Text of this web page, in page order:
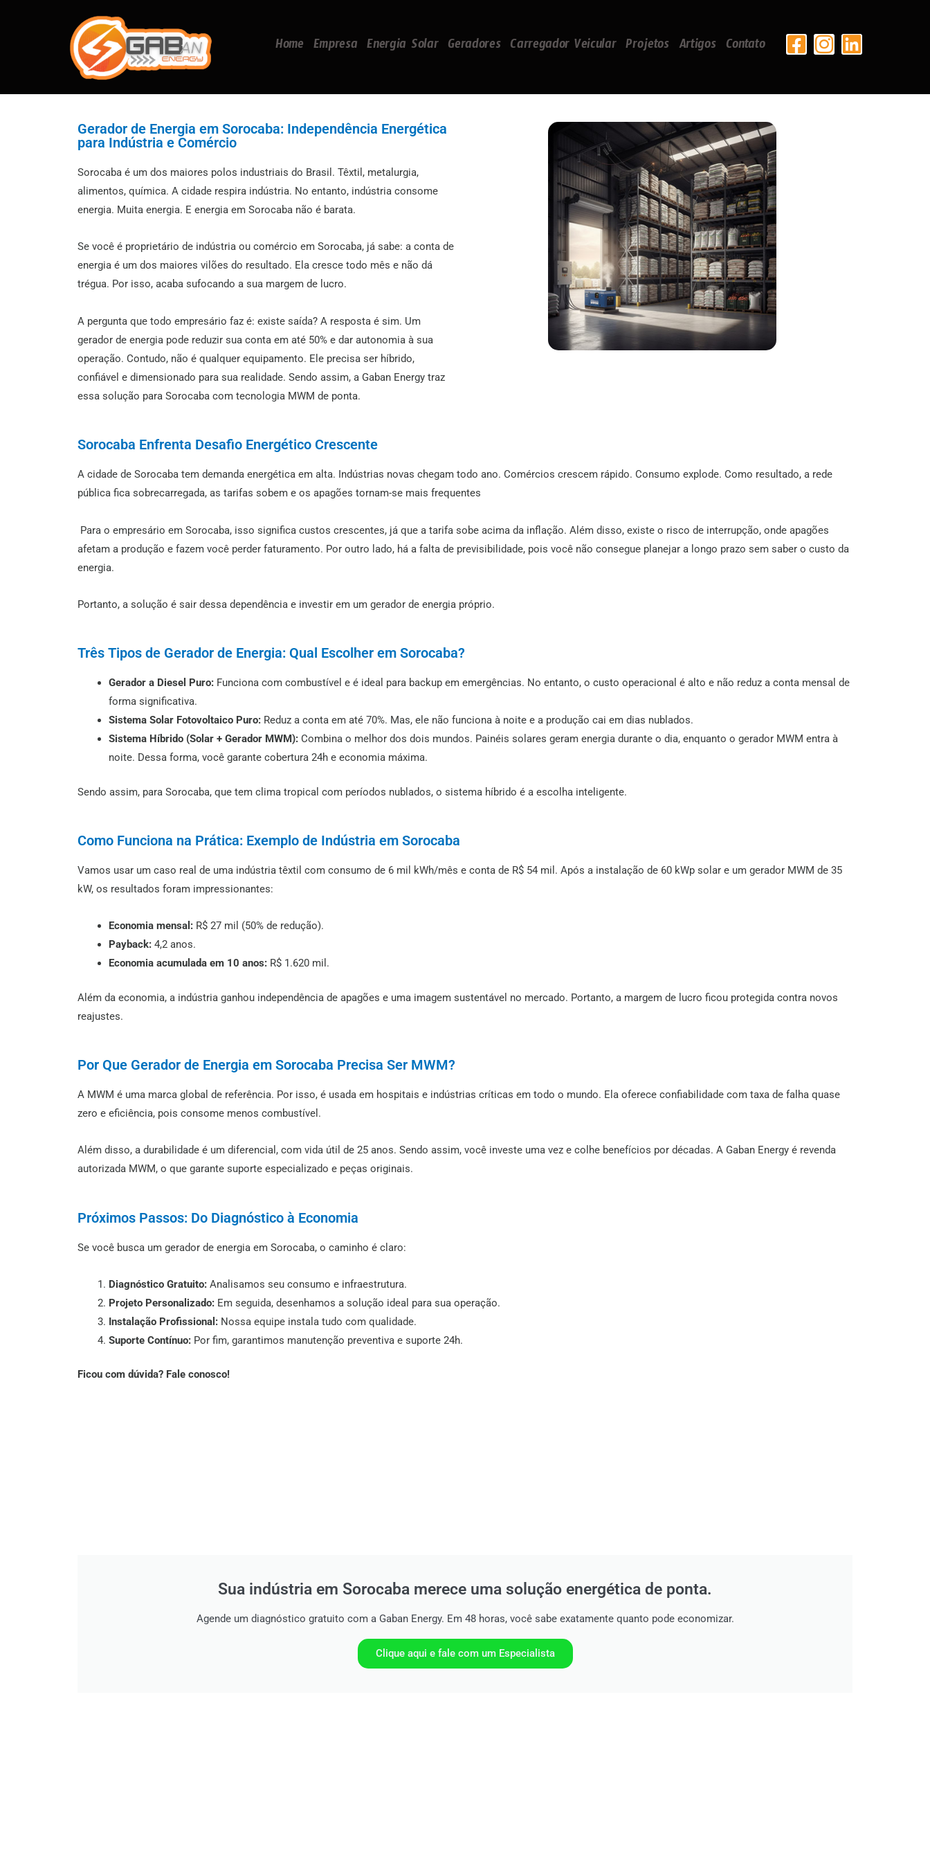
Home Empresa Energia Solar Geradores Carregador Veicular Projetos Artigos Contato
Gerador de Energia em Sorocaba: Independência Energética
para Indústria e Comércio
Sorocaba é um dos maiores polos industriais do Brasil. Têxtil, metalurgia,
alimentos, química. A cidade respira indústria. No entanto, indústria consome
energia. Muita energia. E energia em Sorocaba não é barata.
Se você é proprietário de indústria ou comércio em Sorocaba, já sabe: a conta de
energia é um dos maiores vilões do resultado. Ela cresce todo mês e não dá
trégua. Por isso, acaba sufocando a sua margem de lucro.
A pergunta que todo empresário faz é: existe saída? A resposta é sim. Um
gerador de energia pode reduzir sua conta em até 50% e dar autonomia à sua
operação. Contudo, não é qualquer equipamento. Ele precisa ser híbrido,
confiável e dimensionado para sua realidade. Sendo assim, a Gaban Energy traz
essa solução para Sorocaba com tecnologia MWM de ponta.
Sorocaba Enfrenta Desafio Energético Crescente
A cidade de Sorocaba tem demanda energética em alta. Indústrias novas chegam todo ano. Comércios crescem rápido. Consumo explode. Como resultado, a rede
pública fica sobrecarregada, as tarifas sobem e os apagões tornam-se mais frequentes
Para o empresário em Sorocaba, isso significa custos crescentes, já que a tarifa sobe acima da inflação. Além disso, existe o risco de interrupção, onde apagões
afetam a produção e fazem você perder faturamento. Por outro lado, há a falta de previsibilidade, pois você não consegue planejar a longo prazo sem saber o custo da
energia.
Portanto, a solução é sair dessa dependência e investir em um gerador de energia próprio.
Três Tipos de Gerador de Energia: Qual Escolher em Sorocaba?
Gerador a Diesel Puro: Funciona com combustível e é ideal para backup em emergências. No entanto, o custo operacional é alto e não reduz a conta mensal de
forma significativa.
Sistema Solar Fotovoltaico Puro: Reduz a conta em até 70%. Mas, ele não funciona à noite e a produção cai em dias nublados.
Sistema Híbrido (Solar + Gerador MWM): Combina o melhor dos dois mundos. Painéis solares geram energia durante o dia, enquanto o gerador MWM entra à
noite. Dessa forma, você garante cobertura 24h e economia máxima.
Sendo assim, para Sorocaba, que tem clima tropical com períodos nublados, o sistema híbrido é a escolha inteligente.
Como Funciona na Prática: Exemplo de Indústria em Sorocaba
Vamos usar um caso real de uma indústria têxtil com consumo de 6 mil kWh/mês e conta de R$ 54 mil. Após a instalação de 60 kWp solar e um gerador MWM de 35
kW, os resultados foram impressionantes:
Economia mensal: R$ 27 mil (50% de redução).
Payback: 4,2 anos.
Economia acumulada em 10 anos: R$ 1.620 mil.
Além da economia, a indústria ganhou independência de apagões e uma imagem sustentável no mercado. Portanto, a margem de lucro ficou protegida contra novos
reajustes.
Por Que Gerador de Energia em Sorocaba Precisa Ser MWM?
A MWM é uma marca global de referência. Por isso, é usada em hospitais e indústrias críticas em todo o mundo. Ela oferece confiabilidade com taxa de falha quase
zero e eficiência, pois consome menos combustível.
Além disso, a durabilidade é um diferencial, com vida útil de 25 anos. Sendo assim, você investe uma vez e colhe benefícios por décadas. A Gaban Energy é revenda
autorizada MWM, o que garante suporte especializado e peças originais.
Próximos Passos: Do Diagnóstico à Economia
Se você busca um gerador de energia em Sorocaba, o caminho é claro:
Diagnóstico Gratuito: Analisamos seu consumo e infraestrutura.
Projeto Personalizado: Em seguida, desenhamos a solução ideal para sua operação.
Instalação Profissional: Nossa equipe instala tudo com qualidade.
Suporte Contínuo: Por fim, garantimos manutenção preventiva e suporte 24h.
Ficou com dúvida? Fale conosco!
Sua indústria em Sorocaba merece uma solução energética de ponta.
Agende um diagnóstico gratuito com a Gaban Energy. Em 48 horas, você sabe exatamente quanto pode economizar.
Clique aqui e fale com um Especialista